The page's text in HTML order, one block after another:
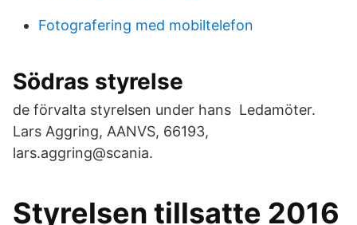
Fotografering med mobiltelefon
Södras styrelse
de förvalta styrelsen under hans Ledamöter.
Lars Aggring, AANVS, 66193,
lars.aggring@scania.
Styrelsen tillsatte 2016